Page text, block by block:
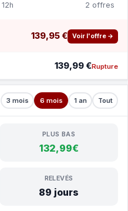
2 offres
139,95 € Voir l'offre →
139,99 €Rupture
3 mois 6 mois 1 an Tout
PLUS BAS
132,99€
RELEVÉS
89 jours